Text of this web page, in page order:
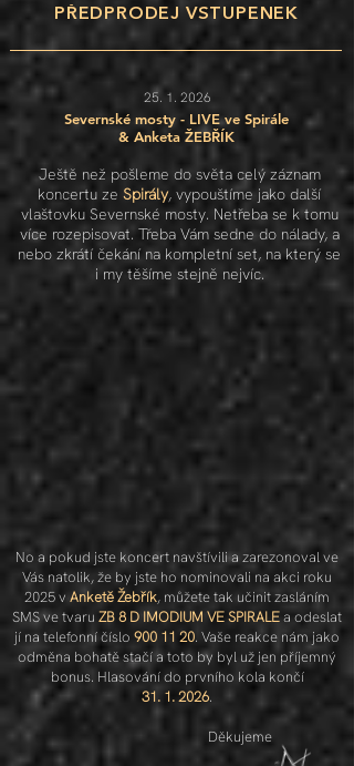
PŘEDPRODEJ VSTUPENEK
25. 1. 2026
Severnské mosty - LIVE ve Spirále
& Anketa ŽEBŘÍK
Ještě než pošleme do světa celý záznam
koncertu ze Spirály, vypouštíme jako další
vlaštovku Severnské mosty. Netřeba se k tomu
více rozepisovat. Třeba Vám sedne do nálady, a
nebo zkrátí čekání na kompletní set, na který se
i my těšíme stejně nejvíc.
No a pokud jste koncert navštívili a zarezonoval ve
Vás natolik, že by jste ho nominovali na akci roku
2025 v Anketě Žebřík, můžete tak učinit zasláním
SMS ve tvaru ZB 8 D IMODIUM VE SPIRALEa odeslat
jí na telefonní číslo 900 11 20. Vaše reakce nám jako
odměna bohatě stačí a toto by byl už jen příjemný
bonus. Hlasování do prvního kola končí
31. 1. 2026.
Děkujeme